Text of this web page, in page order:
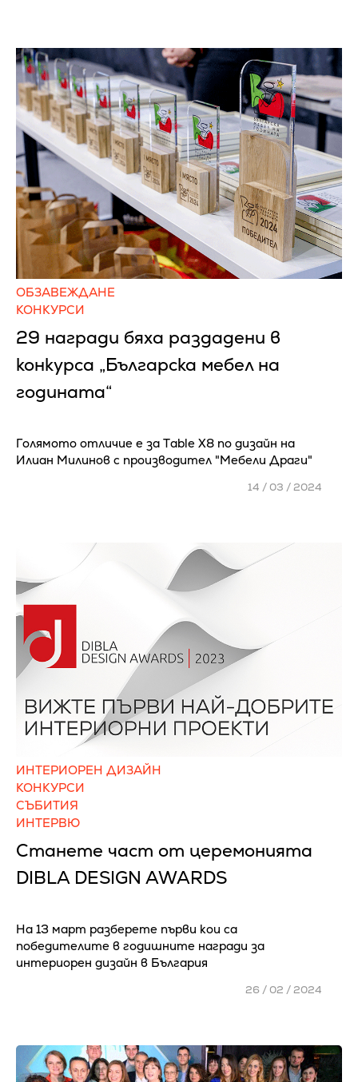
ОБЗАВЕЖДАНЕ
КОНКУРСИ
29 награди бяха раздадени в
конкурса „Българска мебел на
годината“
Голямото отличие е за Тable X8 по дизайн на
Илиан Милинов с производител "Мебели Драги"
14 / 03 / 2024
ИНТЕРИОРЕН ДИЗАЙН
КОНКУРСИ
СЪБИТИЯ
ИНТЕРВЮ
Станете част от церемонията
DIBLA DESIGN AWARDS
На 13 март разберете първи кои са
победителите в годишните награди за
интериорен дизайн в България
26 / 02 / 2024